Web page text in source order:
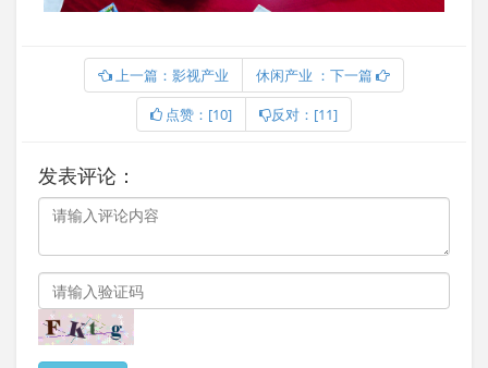
上一篇：影视产业
休闲产业 ：下一篇
点赞：[10]
反对：[11]
发表评论：